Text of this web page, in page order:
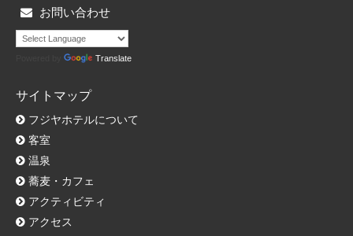
お問い合わせ
Translate
サイトマップ
フジヤホテルについて
客室
温泉
蕎麦・カフェ
アクティビティ
アクセス